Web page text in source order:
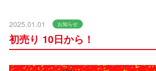
2025.01.01 お知らせ
初売り 10日から！